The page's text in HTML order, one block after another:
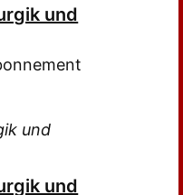
und
und
und